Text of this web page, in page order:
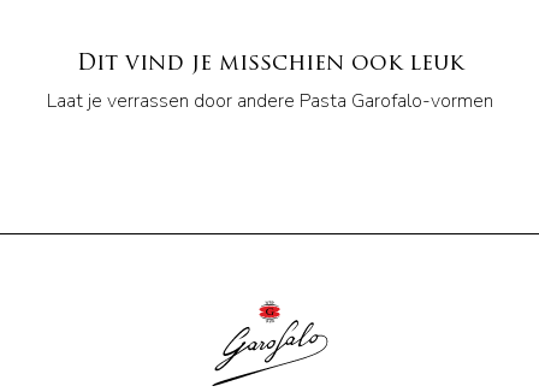
Dit vind je misschien ook leuk
Laat je verrassen door andere Pasta Garofalo-vormen